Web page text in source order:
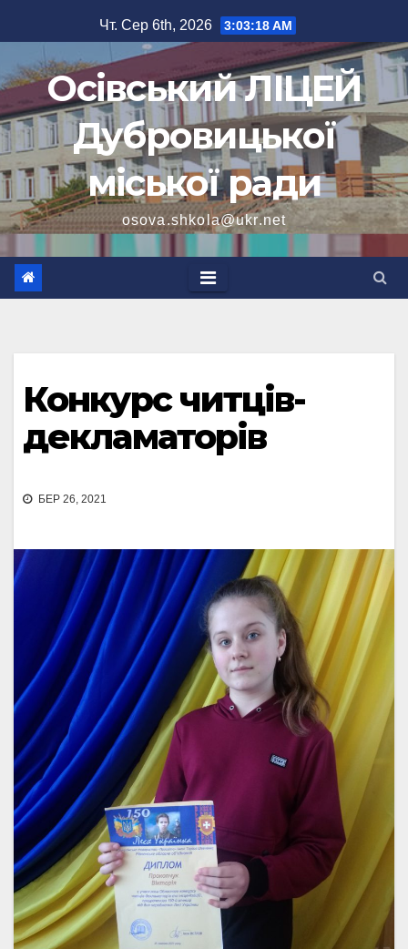
до
вмісту
Чт. Сер 6th, 2026 3:03:19 AM
Осівський ЛІЦЕЙ
Дубровицької
міської ради
osova.shkola@ukr.net
Конкурс читців-
декламаторів
БЕР 26, 2021